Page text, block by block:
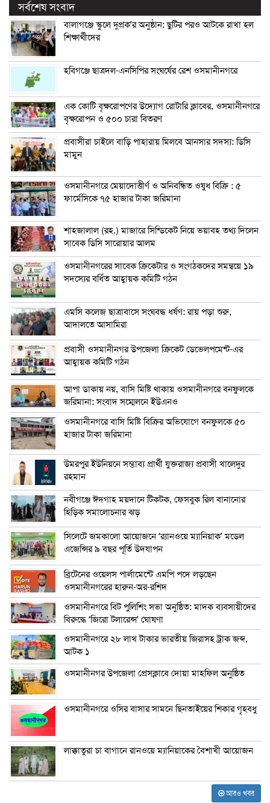
সর্বশেষ সংবাদ
বালাগঞ্জে স্কুলে দুপ্রক’র অনুষ্ঠান: ছুটির পরও আটকে রাখা হল
শিক্ষার্থীদের
হবিগঞ্জে ছাত্রদল-এনসিপির সংঘর্ষের রেশ ওসমানীনগরে
এক কোটি বৃক্ষরোপণের উদ্যোগ রোটারি ক্লাবের, ওসমানীনগরে
বৃক্ষরোপন ও ৫০০ চারা বিতরণ
প্রবাসীরা চাইলে বাড়ি পাহারায় মিলবে আনসার সদস্য: ডিসি
মামুন
ওসমানীনগরে মেয়াদোত্তীর্ণ ও অনিবন্ধিত ওষুধ বিক্রি : ৫
ফার্মেসিকে ৭৫ হাজার টাকা জরিমানা
শাহজালাল (রহ.) মাজারে সিন্ডিকেট নিয়ে ভয়াবহ তথ্য দিলেন
সাবেক ডিসি সারোয়ার আলম
ওসমানীনগরের সাবেক ক্রিকেটার ও সংগঠকদের সমন্বয়ে ১৯
সদস্যের বর্ধিত আহ্বায়ক কমিটি গঠন
এম‌সি কলেজ ছাত্রাবাসে সংঘবদ্ধ ধর্ষণ: রায় পড়া শুরু,
আদালতে আসামিরা
প্রবাসী ওসমানীনগর উপজেলা ক্রিকেট ডেভেলপমেন্ট-এর
আহ্বায়ক কমিটি গঠন
আপা ডাকায় নয়, বাসি মিষ্টি থাকায় ওসমানীনগরে বনফুলকে
জরিমানা: সংবাদ সম্মেলনে ইউএনও
ওসমানীনগরে বাসি মিষ্টি বিক্রির অভিযোগে বনফুলকে ৫০
হাজার টাকা জরিমানা
উমরপুর ইউনিয়নে সম্ভাব্য প্রার্থী যুক্তরাজ্য প্রবাসী খালেদুর
রহমান
নবীগঞ্জে ঈদগাহ ময়দানে টিকটক, ফেসবুক রিল বানানোর
হিড়িক সমালোচনার ঝড়
সিলেটে জমকালো আয়োজনে ‘র‍্যানওয়ে ম্যানিয়াক’ মডেল
এজেন্সির ৯ বছর পূর্তি উদযাপন
ব্রিটেনের ওয়েলস পার্লামেন্টে এমপি পদে লড়ছেন
ওসমানীনগরের হারুন-অর-রশিদ
ওসমানীনগরে বিট পুলিশিং সভা অনুষ্ঠিত: মাদক ব্যবসায়ীদের
বিরুদ্ধে ‘জিরো টলারেন্স’ ঘোষণা
ওসমানীনগরে ২৮ লাখ টাকার ভারতীয় জিরাসহ ট্রাক জব্দ,
আটক ১
ওসমানীনগর উপজেলা প্রেসক্লাবে দোয়া মাহফিল অনুষ্ঠিত
ওসমানীনগরে ওসির বাসার সামনে ছিনতাইয়ের শিকার গৃহবধু
লাক্কাতুরা চা বাগানে রানওয়ে ম্যানিয়াকের বৈশাখী আয়োজন
আরও খবর